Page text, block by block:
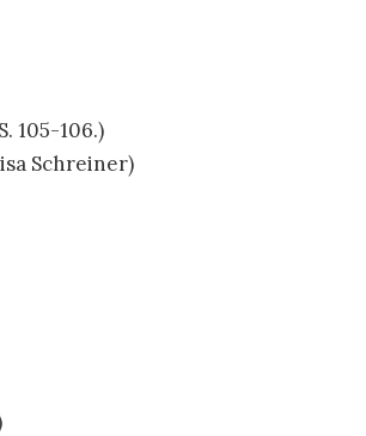
105-106.)
Schreiner)